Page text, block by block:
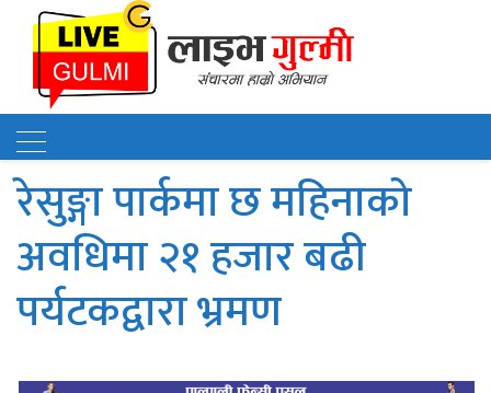
रेसुङ्गा पार्कमा छ महिनाको
अवधिमा २१ हजार बढी
पर्यटकद्वारा भ्रमण